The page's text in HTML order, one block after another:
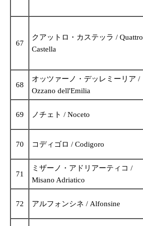
67
クアットロ・カステッラ / Quattro
Castella
68
オッツァーノ・デッレミーリア /
Ozzano dell'Emilia
69 ノチェト / Noceto
70 コディゴロ / Codigoro
71
ミザーノ・アドリアーティコ /
Misano Adriatico
72 アルフォンシネ / Alfonsine